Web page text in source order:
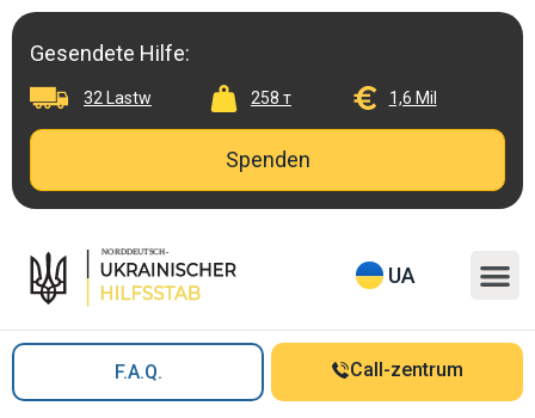
Skip
to
contentGesendete Hilfe:
32 Lastw 258 т 1,6 Mil
Spenden
UA
F.A.Q. Call-zentrum